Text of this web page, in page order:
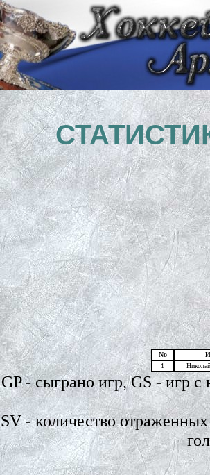
No
1
GP - сыграно игр, GS - игр
SV - количество